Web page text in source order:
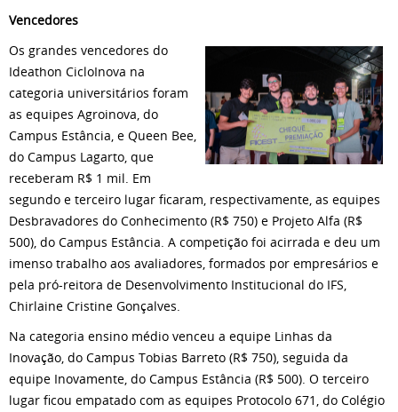
Vencedores
Os grandes vencedores do
Ideathon CicloInova na
categoria universitários foram
as equipes Agroinova, do
Campus Estância, e Queen Bee,
do Campus Lagarto, que
receberam R$ 1 mil. Em
segundo e terceiro lugar ficaram, respectivamente, as equipes
Desbravadores do Conhecimento (R$ 750) e Projeto Alfa (R$
500), do Campus Estância. A competição foi acirrada e deu um
imenso trabalho aos avaliadores, formados por empresários e
pela pró-reitora de Desenvolvimento Institucional do IFS,
Chirlaine Cristine Gonçalves.
Na categoria ensino médio venceu a equipe Linhas da
Inovação, do Campus Tobias Barreto (R$ 750), seguida da
equipe Inovamente, do Campus Estância (R$ 500). O terceiro
lugar ficou empatado com as equipes Protocolo 671, do Colégio